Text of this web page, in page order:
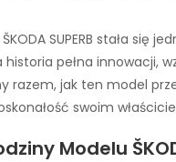
SUPERB stała się
pełna innowacji,
razem, jak ten model
swoim
Modelu